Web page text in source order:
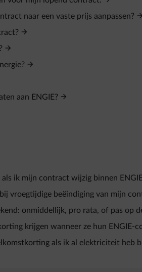
naar een vaste prijs aanpassen?
aan ENGIE?
ik mijn contract wijzig binnen
vroegtijdige beëindiging van mijn
onmiddellijk, pro rata, of pas op
krijgen wanneer ze hun ENGIE-
als ik al elektriciteit heb